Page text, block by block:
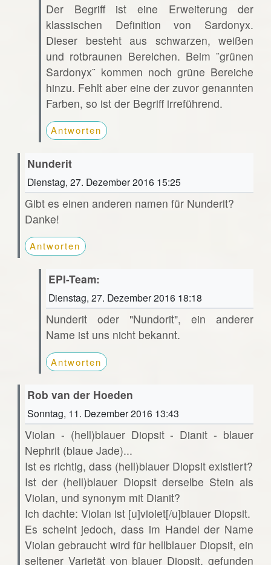
Der Begriff ist eine Erweiterung der
klassischen Definition von Sardonyx.
Dieser besteht aus schwarzen, weißen
und rotbraunen Bereichen. Beim ¨grünen
Sardonyx¨ kommen noch grüne Bereiche
hinzu. Fehlt aber eine der zuvor genannten
Farben, so ist der Begriff irreführend.
Antworten
Nunderit
Dienstag, 27. Dezember 2016 15:25
Gibt es einen anderen namen für Nunderit?
Danke!
Antworten
EPI-Team:
Dienstag, 27. Dezember 2016 18:18
Nunderit oder "Nundorit", ein anderer
Name ist uns nicht bekannt.
Antworten
Rob van der Hoeden
Sonntag, 11. Dezember 2016 13:43
Violan - (hell)blauer Diopsit - Dianit - blauer
Nephrit (blaue Jade)...
Ist es richtig, dass (hell)blauer Diopsit existiert?
Ist der (hell)blauer Diopsit derselbe Stein als
Violan, und synonym mit Dianit?
Ich dachte: Violan ist [u]violet[/u]blauer Diopsit.
Es scheint jedoch, dass im Handel der Name
Violan gebraucht wird für hellblauer Diopsit, ein
seltener Varietät von blauer Diopsit, gefunden